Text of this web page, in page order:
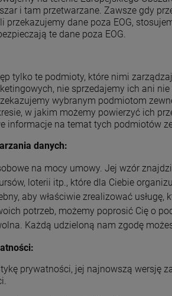
i tam przetwarzane. Zawsze gdy
przekazujemy dane poza EOG,
te dane poza EOG.
tylko te podmioty, które nimi
nie sprzedajemy ich ani
wybranym podmiotom
w jakim możemy powierzyć ich
informacje na temat tych podmiotów
danych:
na mocy umowy. Jej wzór
loterii itp., które dla Ciebie
aby właściwie zrealizować usługę,
potrzeb, możemy poprosić Cię o
Każdą udzieloną nam zgodę
prywatności, jej najnowszą wersję